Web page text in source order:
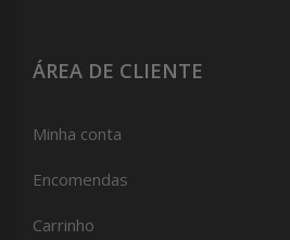
ÁREA DE CLIENTE
Minha conta
Encomendas
Carrinho